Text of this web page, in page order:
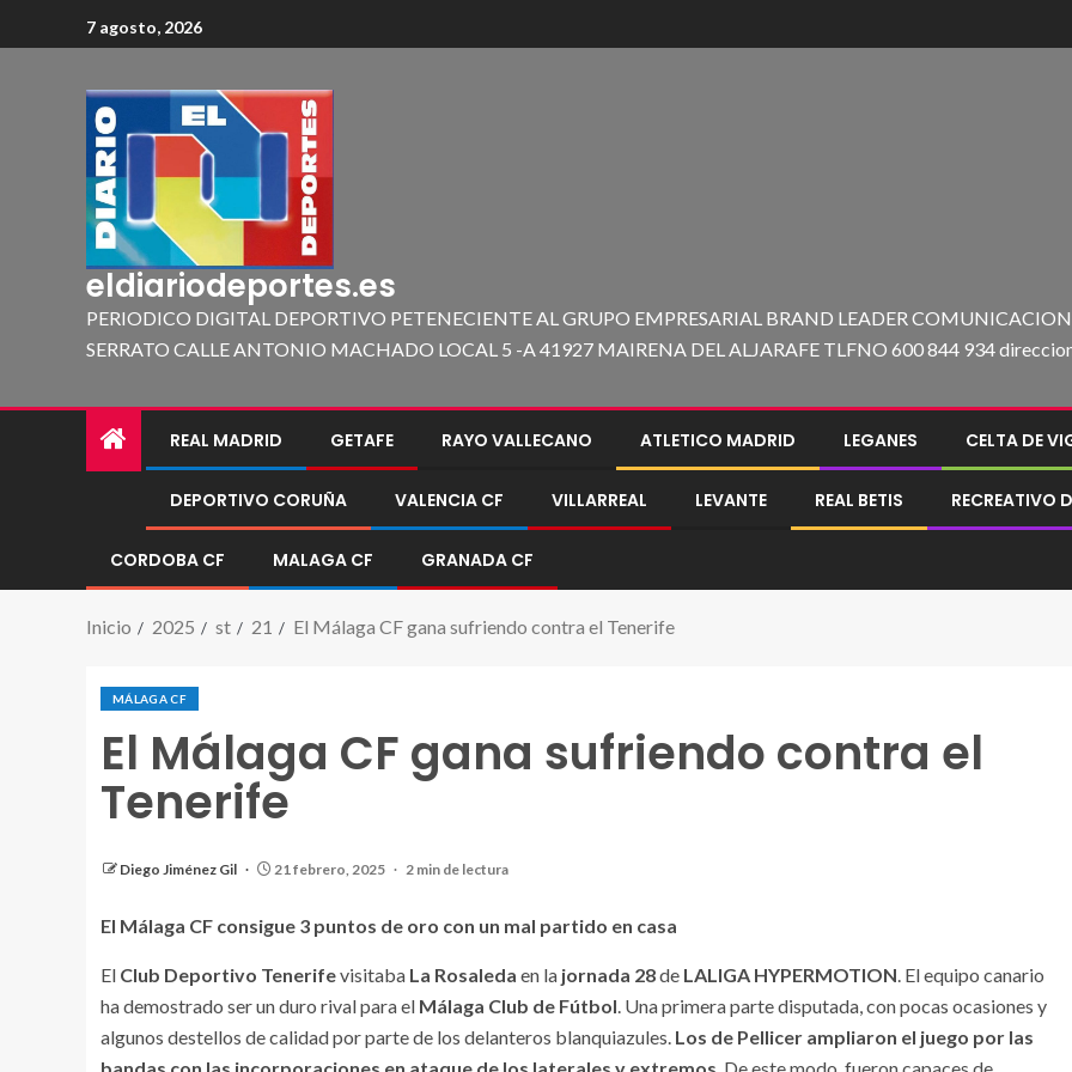
7 agosto, 2026
eldiariodeportes.es
PERIODICO DIGITAL DEPORTIVO PETENECIENTE AL GRUPO EMPRESARIAL BRAND LEADER
SERRATO CALLE ANTONIO MACHADO LOCAL 5 -A 41927 MAIRENA DEL ALJARAFE TLFNO 600 844 934
REAL MADRID GETAFE RAYO VALLECANO ATLETICO MADRID LEGANES CELTA DE
DEPORTIVO CORUÑA VALENCIA CF VILLARREAL LEVANTE REAL BETIS RECREATIVO
CORDOBA CF MALAGA CF GRANADA CF
Inicio 2025 st 21 El Málaga CF gana sufriendo contra el Tenerife
MÁLAGA CF
El Málaga CF gana sufriendo contra el
Tenerife
Diego Jiménez Gil 21 febrero, 2025 2 min de lectura
El Málaga CF consigue 3 puntos de oro con un mal partido en casa
El Club Deportivo Tenerifevisitaba La Rosaleda en la jornada 28de LALIGA HYPERMOTION. El equipo canario
ha demostrado ser un duro rival para el Málaga Club de Fútbol. Una primera parte disputada, con pocas ocasiones y
algunos destellos de calidad por parte de los delanteros blanquiazules. Los de Pellicer ampliaron el juego por las